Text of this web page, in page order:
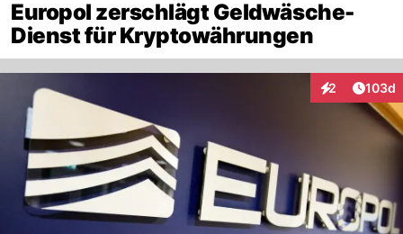
Europol zerschlägt Geldwäsche-
Dienst für Kryptowährungen
2
Interaktionen
103d